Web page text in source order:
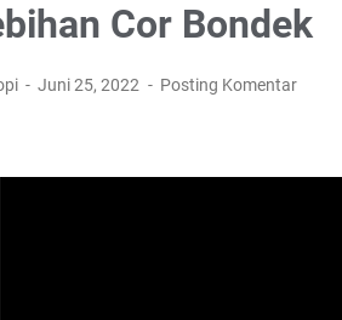
Cor Bondek
Juni 25, 2022 Posting Komentar